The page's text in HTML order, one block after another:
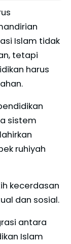
Islam tidak
tetapi
harus
sistem
ruhiyah
kecerdasan
dan sosial.
antara
Islam